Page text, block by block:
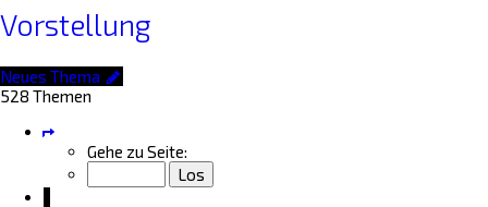
Vorstellung
Neues Thema
528 Themen
Seite
Gehe zu Seite: